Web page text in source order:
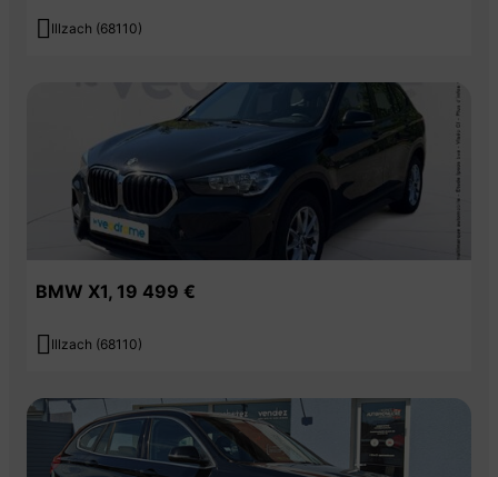
 Illzach (68110)
BMW X1, 19 499 €
 Illzach (68110)